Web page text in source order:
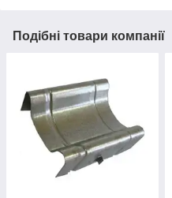
Подібні товари компанії